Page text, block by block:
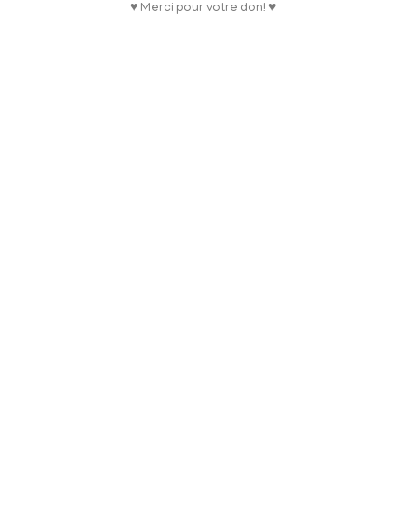
♥ Merci pour votre don! ♥